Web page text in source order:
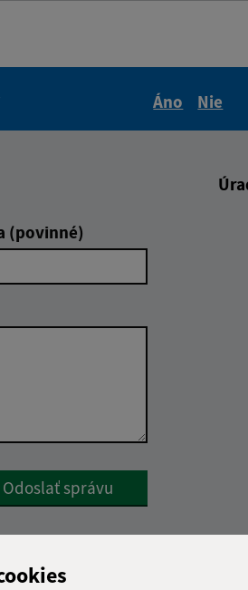
Áno
Nie
(povinné)
reCaptcha Response
Odoslať správu